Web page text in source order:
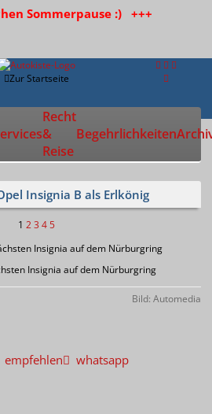
Sommerpause :) +++
Zur Startseite
Recht
&
Reise
Begehrlichkeiten
Insignia B als Erlkönig
1 2 3 4 5
Insignia auf dem Nürburgring
Bild: Automedia
empfehlen whatsapp